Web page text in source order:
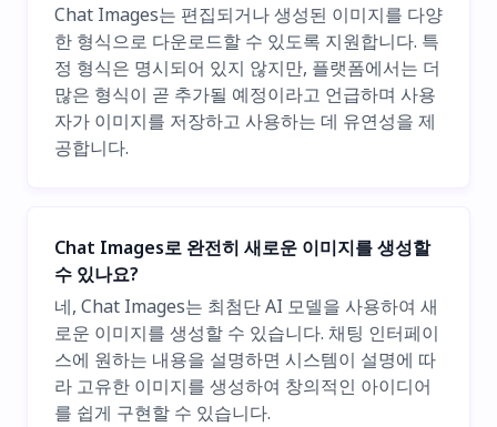
Chat Images는 편집되거나 생성된 이미지를 다양
한 형식으로 다운로드할 수 있도록 지원합니다. 특
정 형식은 명시되어 있지 않지만, 플랫폼에서는 더
많은 형식이 곧 추가될 예정이라고 언급하며 사용
자가 이미지를 저장하고 사용하는 데 유연성을 제
공합니다.
Chat Images로 완전히 새로운 이미지를 생성할
수 있나요?
네, Chat Images는 최첨단 AI 모델을 사용하여 새
로운 이미지를 생성할 수 있습니다. 채팅 인터페이
스에 원하는 내용을 설명하면 시스템이 설명에 따
라 고유한 이미지를 생성하여 창의적인 아이디어
를 쉽게 구현할 수 있습니다.